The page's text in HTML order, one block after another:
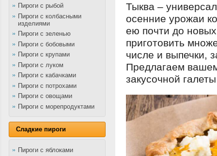
Пироги с рыбой
Пироги с колбасными
изделиями
Пироги с зеленью
Пироги с бобовыми
Пироги с крупами
Пироги с луком
Пироги с кабачками
Пироги с потрохами
Пироги с овощами
Пироги с морепродуктами
Сладкие пироги
Пироги с яблоками
Тыква –
осенние урожаи
ею почти до
приготовить
числе и выпечки,
Предлагаем
закусочной